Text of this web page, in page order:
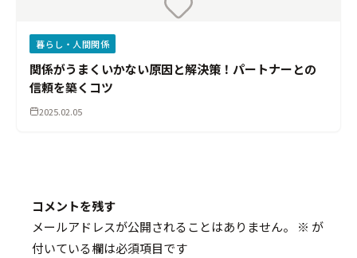
暮らし・人間関係
関係がうまくいかない原因と解決策！パートナーとの
信頼を築くコツ
2025.02.05
コメントを残す
メールアドレスが公開されることはありません。
※ が
付いている欄は必須項目です